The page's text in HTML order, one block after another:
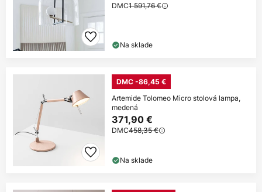
DMC1 591,76 €
Na sklade
DMC -86,45 €
Artemide Tolomeo Micro stolová lampa,
medená
371,90 €
DMC458,35 €
Na sklade